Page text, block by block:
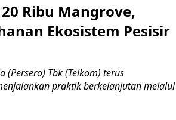
Ribu Mangrove,
Ekosistem Pesisir
(Persero) Tbk (Telkom) terus
praktik berkelanjutan melalui